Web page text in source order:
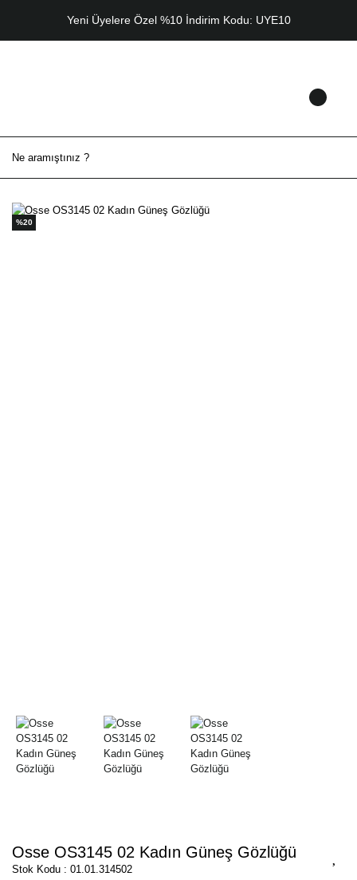
Yeni Üyelere Özel %10 İndirim Kodu: UYE10
%20
Osse OS3145 02 Kadın Güneş Gözlüğü
Stok Kodu : 01.01.314502